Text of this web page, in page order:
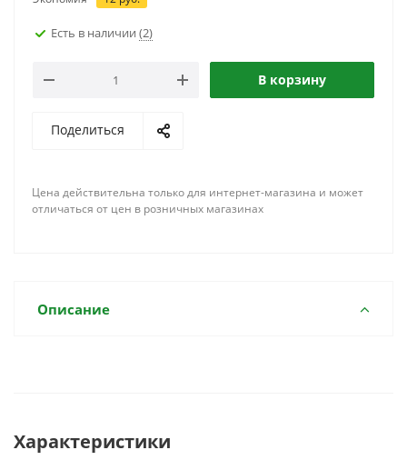
Есть в наличии (2)
В корзину
Поделиться
Цена действительна только для интернет-магазина и может
отличаться от цен в розничных магазинах
Описание
Характеристики